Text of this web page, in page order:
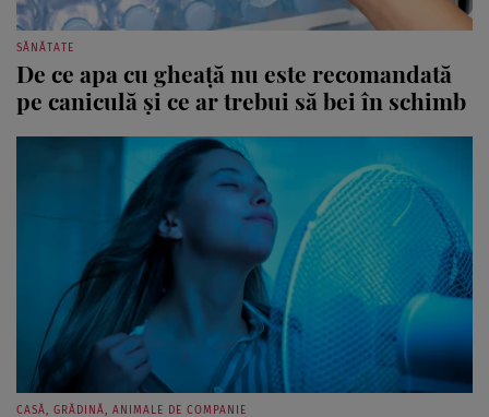
SĂNĂTATE
De ce apa cu gheață nu este recomandată
pe caniculă și ce ar trebui să bei în schimb
CASĂ, GRĂDINĂ, ANIMALE DE COMPANIE